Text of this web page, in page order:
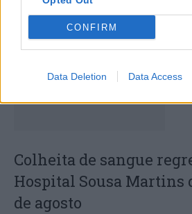
CONFIRM
Data Deletion Data Access
Colheita de sangue
Hospital Sousa Martins
de agosto